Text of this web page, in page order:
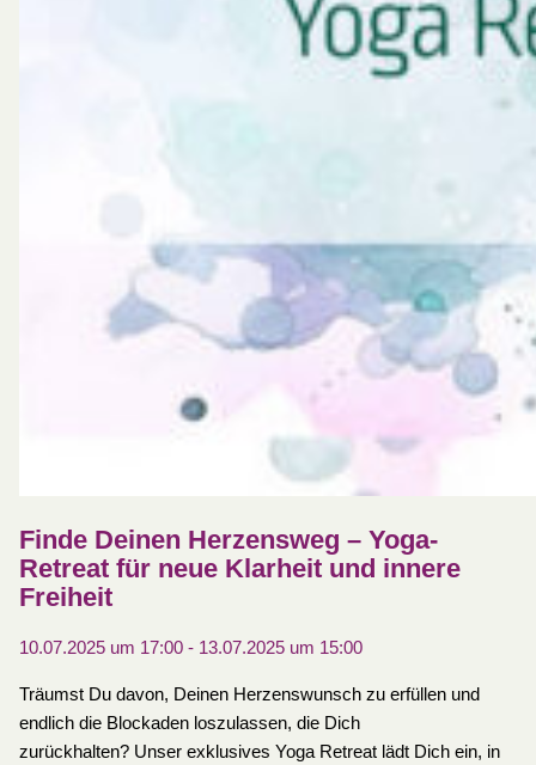
Finde Deinen Herzensweg – Yoga-
Retreat für neue Klarheit und innere
Freiheit
10.07.2025 um 17:00- 13.07.2025 um 15:00
Träumst Du davon, Deinen Herzenswunsch zu erfüllen und
endlich die Blockaden loszulassen, die Dich
zurückhalten? Unser exklusives Yoga Retreat lädt Dich ein, in